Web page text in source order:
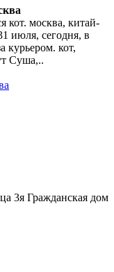
кот. москва, китай-
июля, сегодня, в
курьером. кот,
Суша,..
3я Гражданская дом